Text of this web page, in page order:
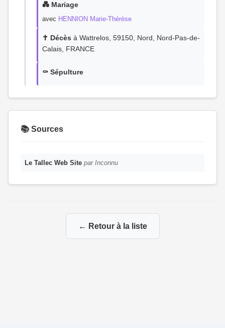
💑 Mariage
avec HENNION Marie-Thérèse
✝️ Décès à Wattrelos, 59150, Nord, Nord-Pas-de-
Calais, FRANCE
⚰️ Sépulture
📚 Sources
Le Tallec Web Site par Inconnu
← Retour à la liste